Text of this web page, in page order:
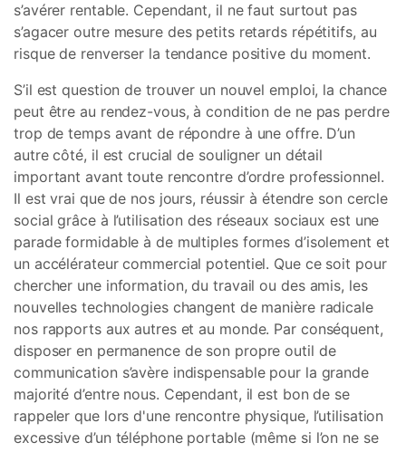
s’avérer rentable. Cependant, il ne faut surtout pas
s’agacer outre mesure des petits retards répétitifs, au
risque de renverser la tendance positive du moment.
S’il est question de trouver un nouvel emploi, la chance
peut être au rendez-vous, à condition de ne pas perdre
trop de temps avant de répondre à une offre. D’un
autre côté, il est crucial de souligner un détail
important avant toute rencontre d’ordre professionnel.
Il est vrai que de nos jours, réussir à étendre son cercle
social grâce à l’utilisation des réseaux sociaux est une
parade formidable à de multiples formes d’isolement et
un accélérateur commercial potentiel. Que ce soit pour
chercher une information, du travail ou des amis, les
nouvelles technologies changent de manière radicale
nos rapports aux autres et au monde. Par conséquent,
disposer en permanence de son propre outil de
communication s’avère indispensable pour la grande
majorité d’entre nous. Cependant, il est bon de se
rappeler que lors d'une rencontre physique, l’utilisation
excessive d’un téléphone portable (même si l’on ne se